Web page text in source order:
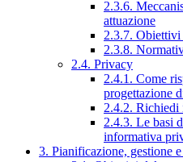
2.3.6.
attuazione
2.3.7. Obiettivi
2.3.8.
2.4. Privacy
2.4.1. Come
progettazione
2.4.2. Richiedi
2.4.3. Le basi
informativa
3. Pianificazione, gestione e